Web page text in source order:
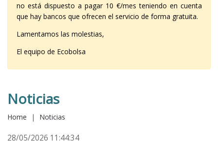
no está dispuesto a pagar 10 €/mes teniendo en cuenta
que hay bancos que ofrecen el servicio de forma gratuita.
Lamentamos las molestias,
El equipo de Ecobolsa
Noticias
Home | Noticias
28/05/2026 11:44:34